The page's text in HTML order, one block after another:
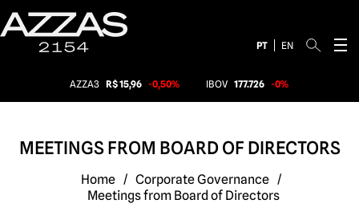
PT EN
AZZA3 R$ 15,96 -0,50% IBOV 177.726 -0%
MEETINGS FROM BOARD OF DIRECTORS
Home / Corporate Governance /
Meetings from Board of Directors